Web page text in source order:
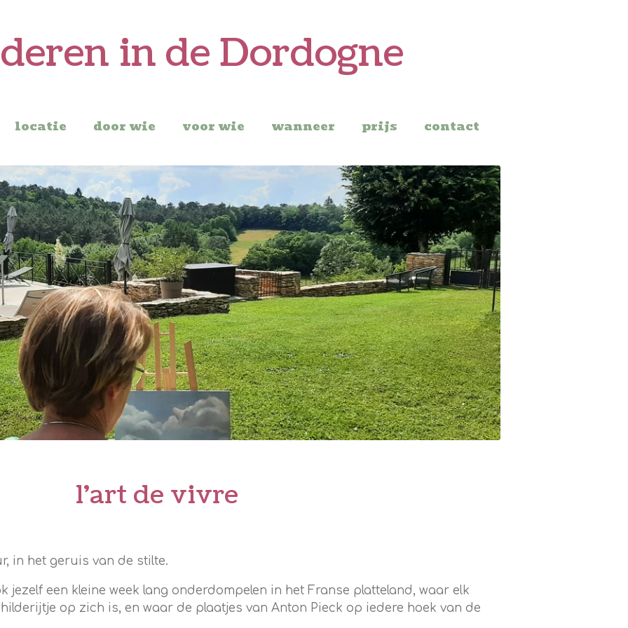
in de Dordogne
locatie door wie voor wie wanneer prijs contact
l'art de vivre
in het geruis van de stilte.
jezelf een kleine week lang onderdompelen in het Franse platteland, waar elk
op zich is, en waar de plaatjes van Anton Pieck op iedere hoek van de